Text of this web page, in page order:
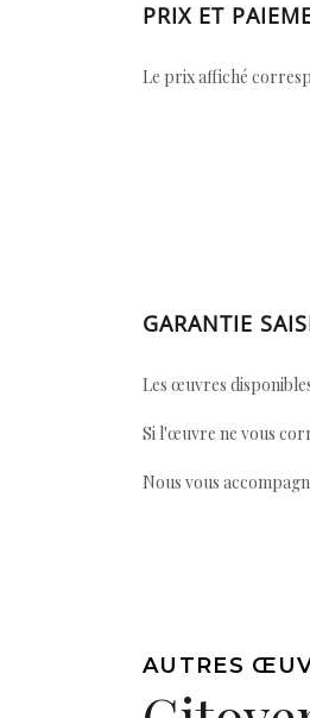
PRIX ET
Le prix affiché
GARANTIE
Les œuvres
Si l'œuvre ne vous
Nous vous
AUTRES